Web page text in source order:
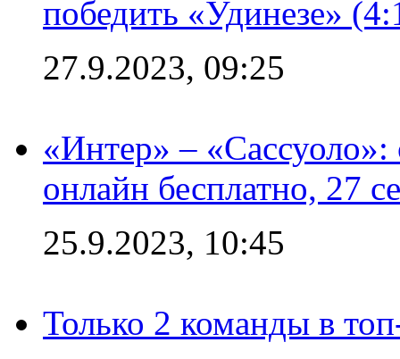
победить «Удинезе»
27.9.2023, 09:25
«Интер» –
онлайн бесплатно, 27
25.9.2023, 10:45
Только 2 команды в